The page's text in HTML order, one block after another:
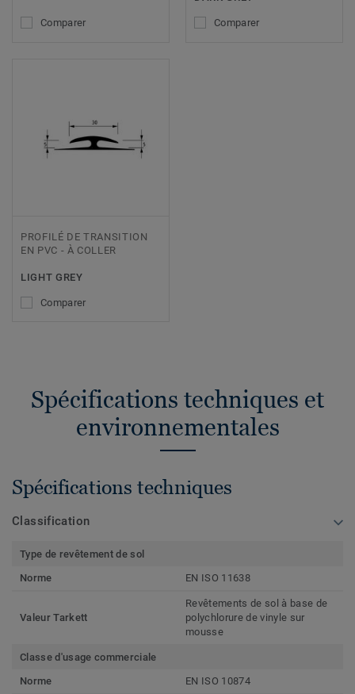
Comparer Comparer
PROFILÉ DE TRANSITION
EN PVC - À COLLER
LIGHT GREY
Comparer
Spécifications techniques et
environnementales
Spécifications techniques
Classification
Type de revêtement de sol
Norme
EN ISO 11638
Valeur Tarkett
Revêtements de sol à base de
polychlorure de vinyle sur
mousse
Classe d'usage commerciale
Norme
EN ISO 10874